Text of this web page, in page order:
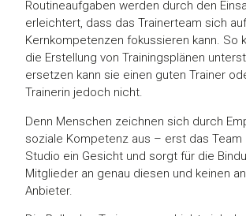
Routineaufgaben werden durch den
erleichtert, dass das Trainerteam sich
Kernkompetenzen fokussieren kann. So
die Erstellung von Trainingsplänen
ersetzen kann sie einen guten Trainer
Trainerin jedoch nicht.
Denn Menschen zeichnen sich durch
soziale Kompetenz aus – erst das Team
Studio ein Gesicht und sorgt für die
Mitglieder an genau diesen und keinen
Anbieter.